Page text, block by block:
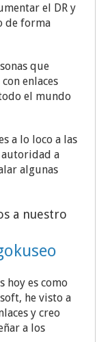
el DR y
de forma
que
enlaces
el mundo
a lo loco a las
autoridad a
algunas
a nuestro
hoy es como
he visto a
y creo
a los